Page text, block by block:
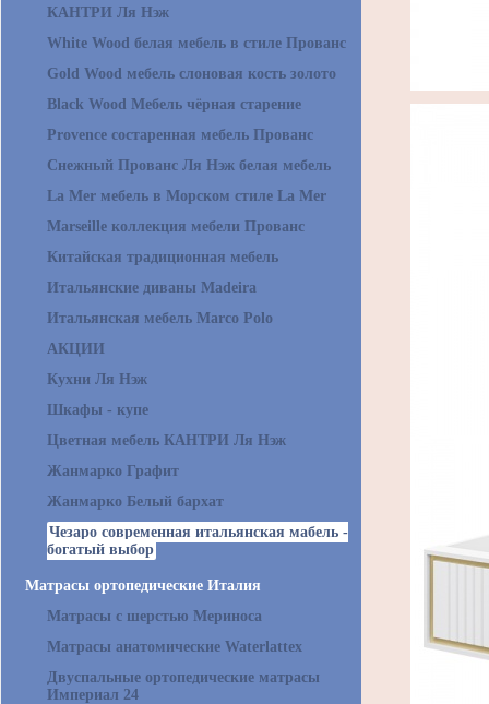
КАНТРИ Ля Нэж
White Wood белая мебель в стиле Прованс
Gold Wood мебель слоновая кость золото
Black Wood Мебель чёрная старение
Provence состаренная мебель Прованс
Снежный Прованс Ля Нэж белая мебель
La Mer мебель в Морском стиле La Mer
Marseille коллекция мебели Прованс
Китайская традиционная мебель
Итальянские диваны Madeira
Итальянская мебель Marco Polo
АКЦИИ
Кухни Ля Нэж
Шкафы - купе
Цветная мебель КАНТРИ Ля Нэж
Жанмарко Графит
Жанмарко Белый бархат
Чезаро современная итальянская мабель -
богатый выбор
Матрасы ортопедические Италия
Матрасы с шерстью Мериноса
Матрасы анатомические Waterlattex
Двуспальные ортопедические матрасы
Империал 24